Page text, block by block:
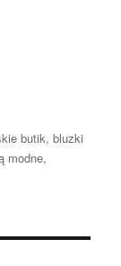
butik,bluzki
modne,